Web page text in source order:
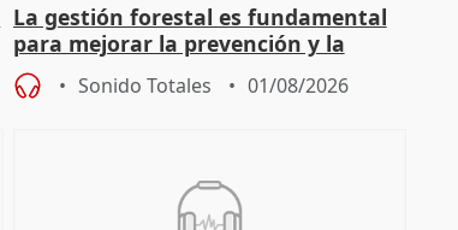
La gestión forestal es fundamental
para mejorar la prevención y la
actuación frente a incendios
Sonido Totales 01/08/2026